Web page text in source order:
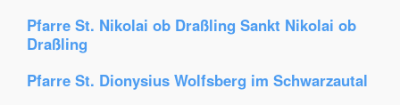
Pfarre St. Nikolai ob Draßling Sankt Nikolai ob
Draßling
Pfarre St. Dionysius Wolfsberg im Schwarzautal